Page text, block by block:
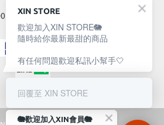
🐘歡迎加入XIN會員🐘
XIN STORE
歡迎加入XIN STORE🐘
隨時給你最新最甜的商品
有任何問題歡迎私訊小幫手🤍
回覆至 XIN STORE